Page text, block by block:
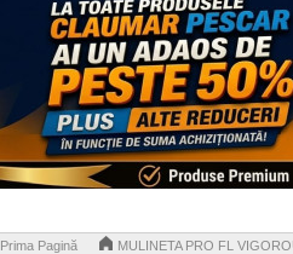
Prima Pagină MULINETA PRO FL